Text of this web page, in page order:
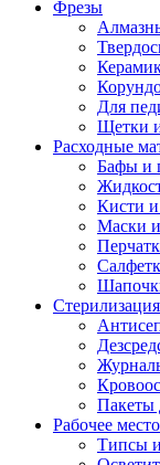
Фрезы
Для
Щетки
Расходные
Бафы и
Кисти
Маски
Пакеты
Рабочее
Типсы